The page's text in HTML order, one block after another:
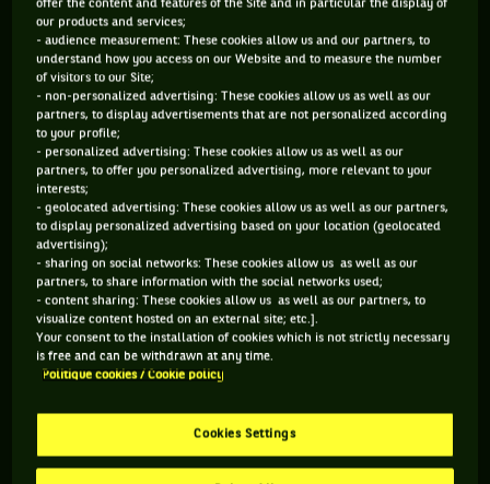
victime de 26 ans était alors numéro 3
mondial de tennis et reste encore
aujourd’hui le meilleur Japonais de
l’histoire de ce sport. Récit de cette nuit
tragique du 5 avril 1934.
Jeudi 5 avril 1934, 23h30. La nuit est tombée depuis pas mal
de temps déjà sur le paquebotHakone Maru, parti quelques
heures plus tôt de Singapour et qui se dirige vers le port de
Penang en Malaisie, environ 800 km plus au nord. Le temps
est moite à ces latitudes tropicales. Difficile de se coucher
tôt dans de telles conditions, alors les passagers trainent
après le diner dans les parties communes du bateau. Parmi
un très long périple, direction Eastbourne en Angleterre, où
elle doit disputer un premier tour contre l’Australie. C’est une
offer the content and features of the Site and in particular the display of
our products and services;
- audience measurement: These cookies allow us and our partners, to
understand how you access on our Website and to measure the number
of visitors to our Site;
- non-personalized advertising: These cookies allow us as well as our
partners, to display advertisements that are not personalized according
to your profile;
- personalized advertising: These cookies allow us as well as our
partners, to offer you personalized advertising, more relevant to your
interests;
- geolocated advertising: These cookies allow us as well as our partners,
to display personalized advertising based on your location (geolocated
advertising);
- sharing on social networks: These cookies allow us as well as our
partners, to share information with the social networks used;
- content sharing: These cookies allow us as well as our partners, to
visualize content hosted on an external site; etc.].
Your consent to the installation of cookies which is not strictly necessary
is free and can be withdrawn at any time.
Politique cookies / Cookie policy
Cookies Settings